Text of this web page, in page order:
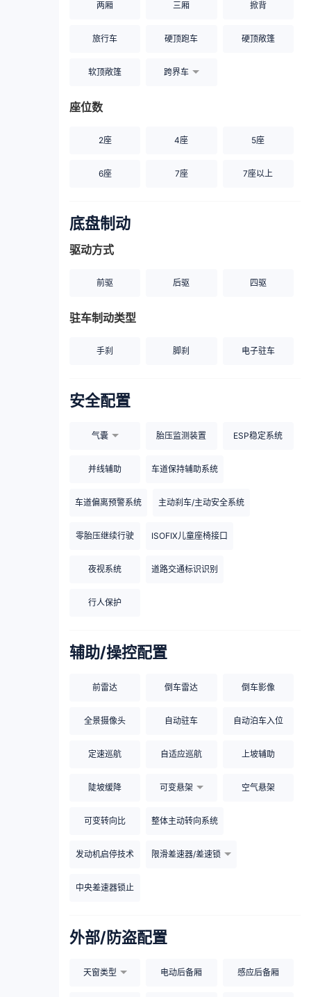
两厢 三厢 掀背
旅行车 硬顶跑车 硬顶敞篷
软顶敞篷 跨界车
座位数
2座 4座 5座
6座 7座 7座以上
底盘制动
驱动方式
前驱 后驱 四驱
驻车制动类型
手刹 脚刹 电子驻车
安全配置
气囊 胎压监测装置 ESP稳定系统
并线辅助 车道保持辅助系统
车道偏离预警系统 主动刹车/主动安全系统
零胎压继续行驶 ISOFIX儿童座椅接口
夜视系统 道路交通标识识别
行人保护
辅助/操控配置
前雷达 倒车雷达 倒车影像
全景摄像头 自动驻车 自动泊车入位
定速巡航 自适应巡航 上坡辅助
陡坡缓降 可变悬架 空气悬架
可变转向比 整体主动转向系统
发动机启停技术 限滑差速器/差速锁
中央差速器锁止
外部/防盗配置
天窗类型 电动后备厢 感应后备厢